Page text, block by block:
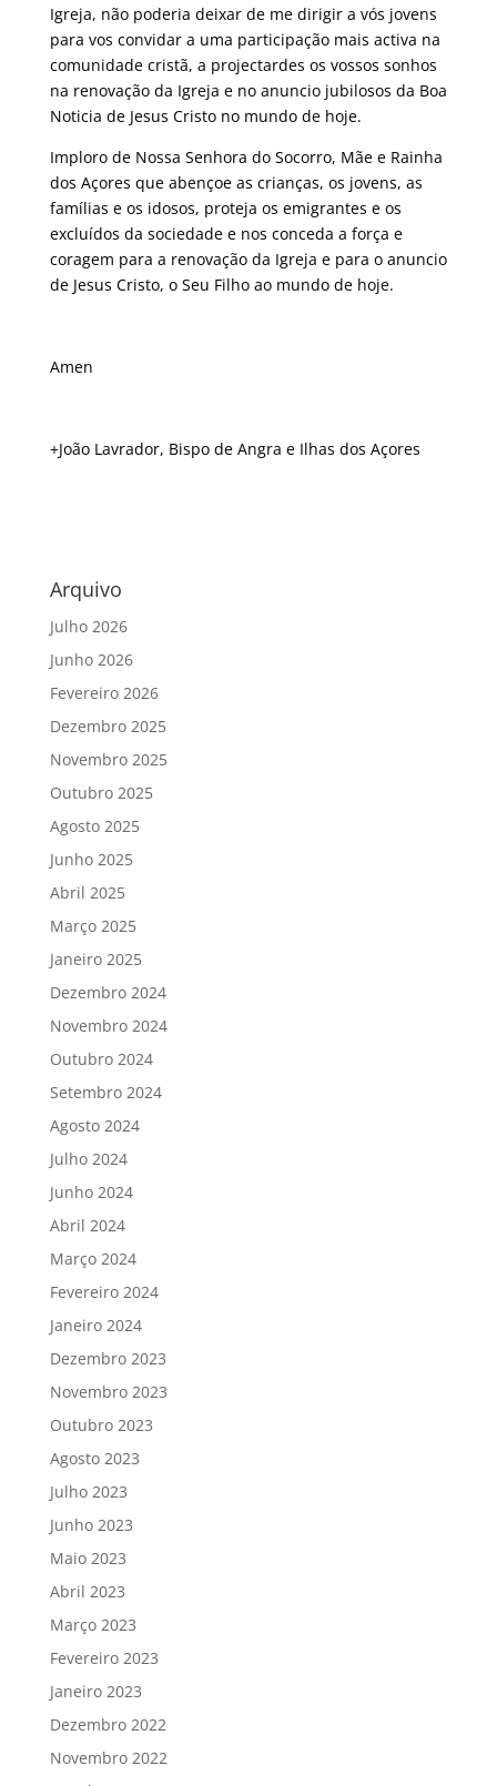
Igreja, não poderia deixar de me dirigir a vós jovens
para vos convidar a uma participação mais activa na
comunidade cristã, a projectardes os vossos sonhos
na renovação da Igreja e no anuncio jubilosos da Boa
Noticia de Jesus Cristo no mundo de hoje.
Imploro de Nossa Senhora do Socorro, Mãe e Rainha
dos Açores que abençoe as crianças, os jovens, as
famílias e os idosos, proteja os emigrantes e os
excluídos da sociedade e nos conceda a força e
coragem para a renovação da Igreja e para o anuncio
de Jesus Cristo, o Seu Filho ao mundo de hoje.
Amen
+João Lavrador, Bispo de Angra e Ilhas dos Açores
Arquivo
Julho 2026
Junho 2026
Fevereiro 2026
Dezembro 2025
Novembro 2025
Outubro 2025
Agosto 2025
Junho 2025
Abril 2025
Março 2025
Janeiro 2025
Dezembro 2024
Novembro 2024
Outubro 2024
Setembro 2024
Agosto 2024
Julho 2024
Junho 2024
Abril 2024
Março 2024
Fevereiro 2024
Janeiro 2024
Dezembro 2023
Novembro 2023
Outubro 2023
Agosto 2023
Julho 2023
Junho 2023
Maio 2023
Abril 2023
Março 2023
Fevereiro 2023
Janeiro 2023
Dezembro 2022
Novembro 2022